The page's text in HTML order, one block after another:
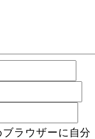
ラウザーに自分